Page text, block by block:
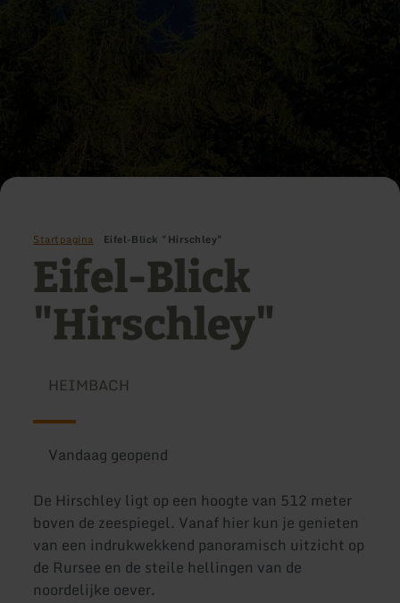
Startpagina Eifel-Blick "Hirschley"
Eifel-Blick
"Hirschley"
HEIMBACH
Vandaag geopend
De Hirschley ligt op een hoogte van 512 meter
boven de zeespiegel. Vanaf hier kun je genieten
van een indrukwekkend panoramisch uitzicht op
de Rursee en de steile hellingen van de
noordelijke oever.